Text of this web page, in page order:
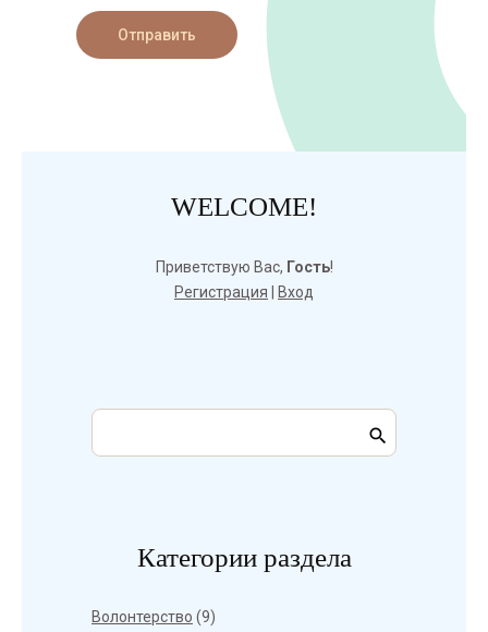
Отправить
WELCOME!
Приветствую Вас, Гость!
Регистрация
Вход
Категории раздела
Волонтерство (9)